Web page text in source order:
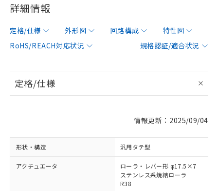
詳細情報
定格/仕様 外形図 回路構成
特性図
RoHS/REACH対応状況
規格認証/適合状況
定格/仕様
情報更新：2025/09/04
形状・構造 汎用タテ型
アクチュエータ
ローラ・レバー形 φ17.5×7
ステンレス系焼結ローラ
R38